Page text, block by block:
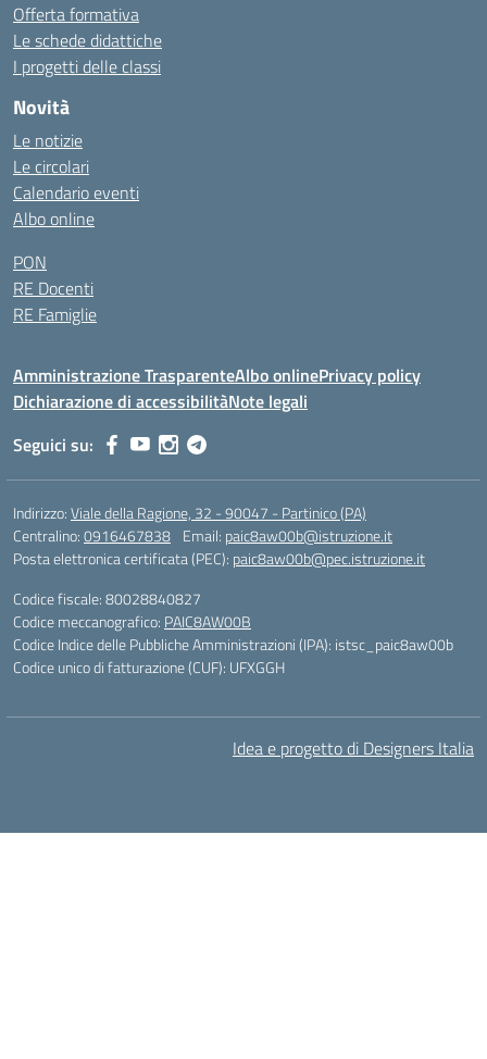
Offerta formativa
Le schede didattiche
I progetti delle classi
Novità
Le notizie
Le circolari
Calendario eventi
Albo online
PON
RE Docenti
RE Famiglie
Amministrazione TrasparenteAlbo onlinePrivacy policy
Dichiarazione di accessibilitàNote legali
Seguici su:
Indirizzo:Viale della Ragione, 32 - 90047 - Partinico (PA)
Centralino:0916467838 Email: paic8aw00b@istruzione.it
Posta elettronica certificata (PEC): paic8aw00b@pec.istruzione.it
Codice fiscale: 80028840827
Codice meccanografico: PAIC8AW00B
Codice Indice delle Pubbliche Amministrazioni (IPA): istsc_paic8aw00b
Codice unico di fatturazione (CUF): UFXGGH
Idea e progetto di Designers Italia